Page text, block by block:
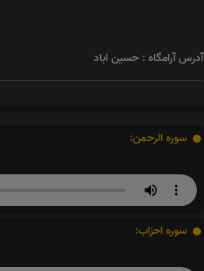
آدرس آرامگاه : حسین اباد
سوره الرحمن:
سوره احزاب: